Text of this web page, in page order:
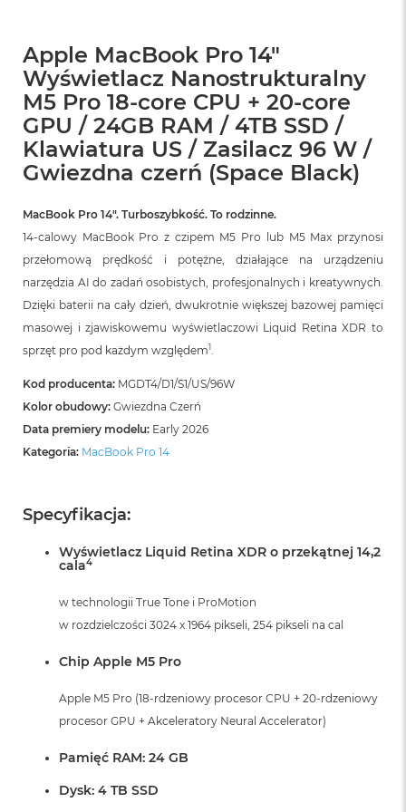
M
4
M
a
c
B
o
o
A
i
M
3
a
c
o
o
k
A
i
a
c
o
k
i
1
a
B
Apple MacBook Pro 14"
Wyświetlacz Nanostrukturalny
M5 Pro 18-core CPU + 20-core
GPU / 24GB RAM / 4TB SSD /
Klawiatura US / Zasilacz 96 W /
Gwiezdna czerń (Space Black)
MacBook Pro 14″. Turboszybkość. To rodzinne.
14-calowy MacBook Pro z czipem M5 Pro lub M5 Max przynosi
przełomową prędkość i potężne, działające na urządzeniu
narzędzia AI do zadań osobistych, profesjonalnych i kreatywnych.
Dzięki baterii na cały dzień, dwukrotnie większej bazowej pamięci
masowej i zjawiskowemu wyświetlaczowi Liquid Retina XDR to
sprzęt pro pod każdym względem1
Kod producenta: MGDT4/D1/S1/US/96W
Kolor obudowy: Gwiezdna Czerń
Data premiery modelu: Early 2026
Kategoria: MacBook Pro 14
Specyfikacja:
Wyświetlacz Liquid Retina XDR o przekątnej 14,2
cala4
w technologii True Tone i ProMotion
w rozdzielczości 3024 x 1964 pikseli, 254 pikseli na cal
Chip Apple M5 Pro
Apple M5 Pro (18-rdzeniowy procesor CPU + 20-rdzeniowy
procesor GPU + Akceleratory Neural Accelerator)
Pamięć RAM: 24 GB
Dysk: 4 TB SSD